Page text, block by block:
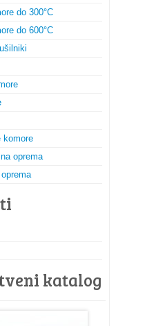
do 300°C
do 600°C
komore
oprema
katalog​​